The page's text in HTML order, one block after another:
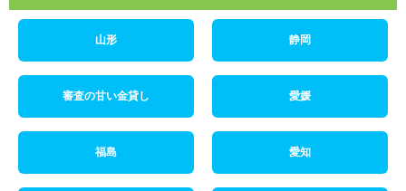
山形 静岡
審査の甘い金貸し 愛媛
福島 愛知